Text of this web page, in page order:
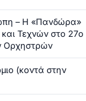
– Η «Πανδώρα»
Τεχνών στο 27ο
Ορχηστρών
(κοντά στην